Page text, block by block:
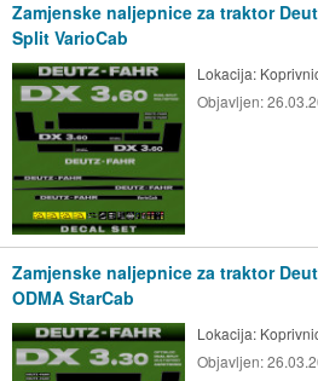
Zamjenske naljepnice za traktor
Split VarioCab
Lokacija:
Objavljen:
Zamjenske naljepnice za traktor
ODMA StarCab
Lokacija:
Objavljen: